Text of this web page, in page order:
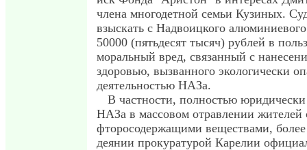
члена многодетной семьи Кузиных.
взыскать с Надвоицкого
50000 (пятьдесят тысяч) рублей в
моральный вред, связанный с
здоровью, вызванного экологически
деятельностью НАЗа.
В частности, полностью юридически
НАЗа в массовом отравлении жителей
фторосодержащими веществами, более
деянии прокуратурой Карелии